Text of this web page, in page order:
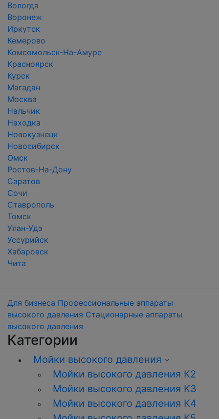
Вологда
Воронеж
Иркутск
Кемерово
Комсомольск-На-Амуре
Красноярск
Курск
Магадан
Москва
Нальчик
Находка
Новокузнецк
Новосибирск
Омск
Ростов-На-Дону
Саратов
Сочи
Ставрополь
Томск
Улан-Удэ
Уссурийск
Хабаровск
Чита
Для бизнеса Профессиональные аппараты
высокого давления Стационарные аппараты
высокого давления
Категории
Мойки высокого давления
Мойки высокого давления К2
Мойки высокого давления K3
Мойки высокого давления К4